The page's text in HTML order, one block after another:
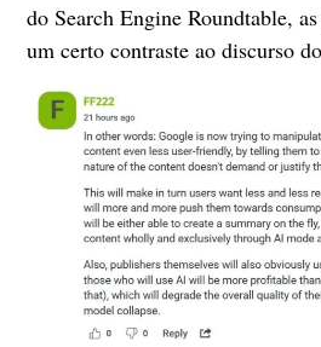
do Search Engine Roundtable,
um certo contraste ao discurso